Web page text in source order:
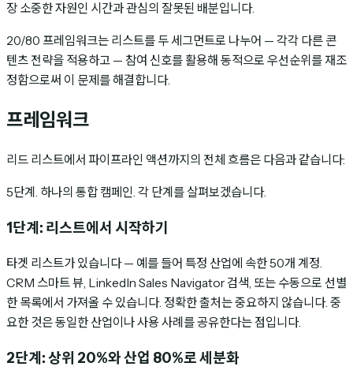
장 소중한 자원인 시간과 관심의 잘못된 배분입니다.
20/80 프레임워크는 리스트를 두 세그먼트로 나누어 — 각각 다른 콘
텐츠 전략을 적용하고 — 참여 신호를 활용해 동적으로 우선순위를 재조
정함으로써 이 문제를 해결합니다.
프레임워크
리드 리스트에서 파이프라인 액션까지의 전체 흐름은 다음과 같습니다:
5단계. 하나의 통합 캠페인. 각 단계를 살펴보겠습니다.
1단계: 리스트에서 시작하기
타겟 리스트가 있습니다 — 예를 들어 특정 산업에 속한 50개 계정.
CRM 스마트 뷰, LinkedIn Sales Navigator 검색, 또는 수동으로 선별
한 목록에서 가져올 수 있습니다. 정확한 출처는 중요하지 않습니다. 중
요한 것은 동일한 산업이나 사용 사례를 공유한다는 점입니다.
2단계: 상위 20%와 산업 80%로 세분화